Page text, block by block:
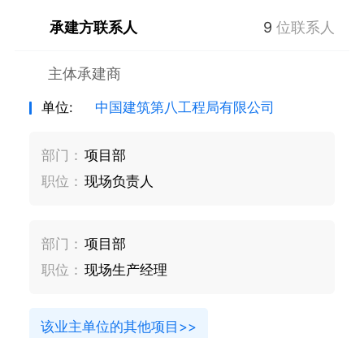
承建方联系人 9 位联系人
主体承建商
单位: 中国建筑第八工程局有限公司
部门： 项目部
职位： 现场负责人
部门： 项目部
职位： 现场生产经理
该业主单位的其他项目>>